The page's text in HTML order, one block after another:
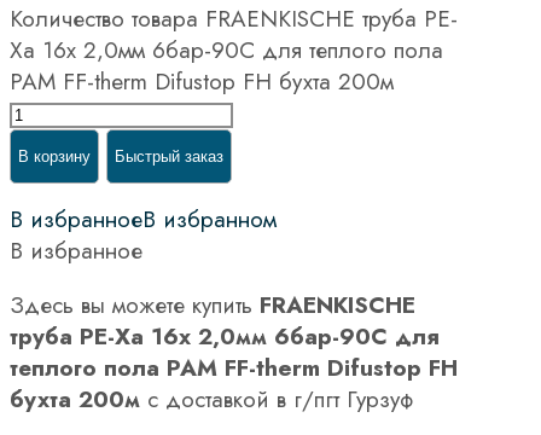
Количество товара FRAENKISCHE труба PE-
Xa 16x 2,0мм 6бар-90С для теплого пола
PAM FF-therm Difustop FH бухта 200м
В корзину Быстрый заказ
В избранноеВ избранном
В избранное
Здесь вы можете купить FRAENKISCHE
труба PE-Xa 16x 2,0мм 6бар-90С для
теплого пола PAM FF-therm Difustop FH
бухта 200м с доставкой в г/пгт Гурзуф